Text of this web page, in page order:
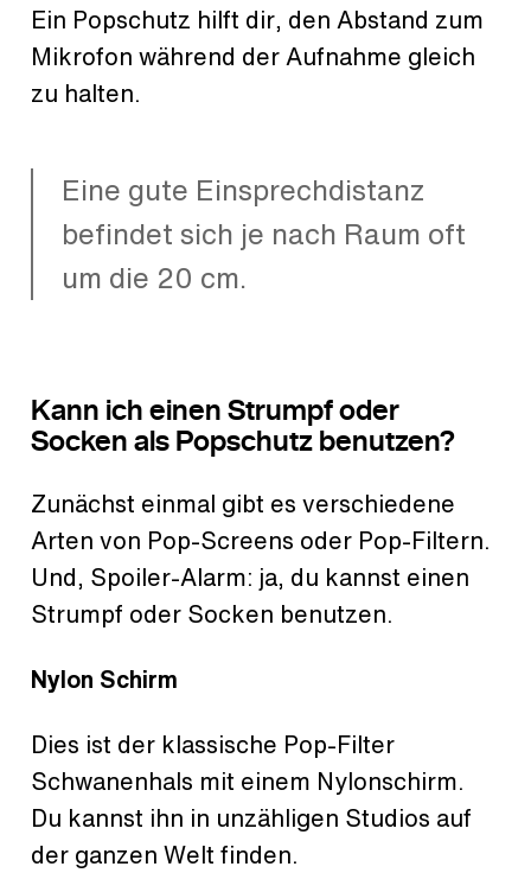
Ein Popschutz hilft dir, den Abstand zum
Mikrofon während der Aufnahme gleich
zu halten.
Eine gute Einsprechdistanz
befindet sich je nach Raum oft
um die 20 cm.
Kann ich einen Strumpf oder
Socken als Popschutz benutzen?
Zunächst einmal gibt es verschiedene
Arten von Pop-Screens oder Pop-Filtern.
Und, Spoiler-Alarm: ja, du kannst einen
Strumpf oder Socken benutzen.
Nylon Schirm
Dies ist der klassische Pop-Filter
Schwanenhals mit einem Nylonschirm.
Du kannst ihn in unzähligen Studios auf
der ganzen Welt finden.